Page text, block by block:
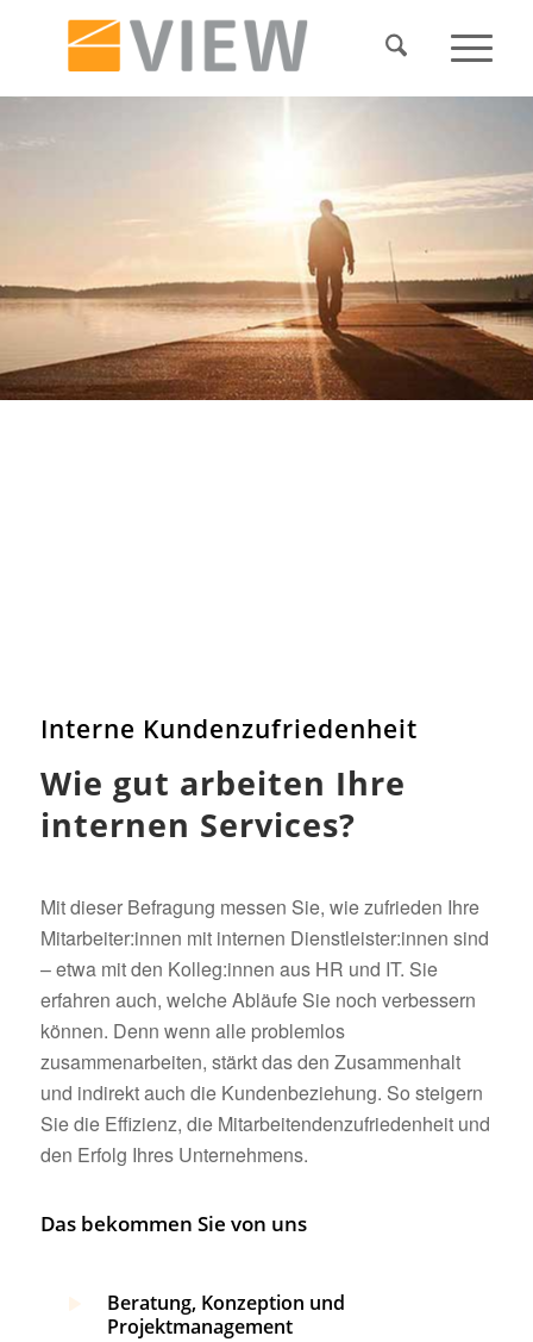
Interne Kundenzufriedenheit
Wie gut arbeiten Ihre
internen Services?
Mit dieser Befragung messen Sie, wie zufrieden Ihre
Mitarbeiter:innen mit internen Dienstleister:innen sind
– etwa mit den Kolleg:innen aus HR und IT. Sie
erfahren auch, welche Abläufe Sie noch verbessern
können. Denn wenn alle problemlos
zusammenarbeiten, stärkt das den Zusammenhalt
und indirekt auch die Kundenbeziehung. So steigern
Sie die Effizienz, die Mitarbeitendenzufriedenheit und
den Erfolg Ihres Unternehmens.
Das bekommen Sie von uns
Beratung, Konzeption und
Projektmanagement